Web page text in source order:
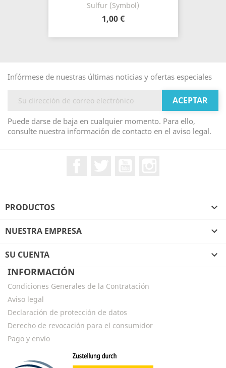
Sulfur (Symbol)
1,00 €
Infórmese de nuestras últimas noticias y ofertas especiales
Puede darse de baja en cualquier momento. Para ello,
consulte nuestra información de contacto en el aviso legal.
PRODUCTOS 
NUESTRA EMPRESA 
SU CUENTA

INFORMACIÓN
Condiciones Generales de la Contratación
Aviso legal
Declaración de protección de datos
Derecho de revocación para el consumidor
Pago y envío